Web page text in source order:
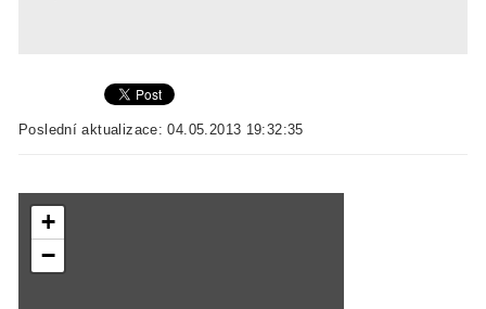
Poslední aktualizace: 04.05.2013 19:32:35
+
−